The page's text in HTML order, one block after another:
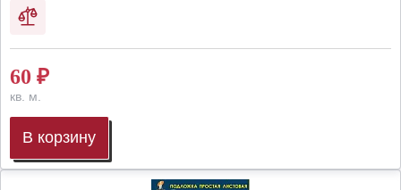
60 ₽
кв. м.
В корзину